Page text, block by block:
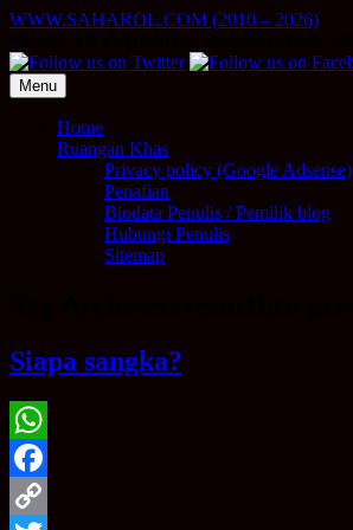
Skip
content
WWW.SAHAROL.COM (2010 – 2026)
Menu
Home
Ruangan Khas
Privacy policy (Google Adsense)
Penafian
Biodata Penulis / Pemilik blog
Hubungi Penulis
Sitemap
Siapa sangka?
WhatsApp
Facebook